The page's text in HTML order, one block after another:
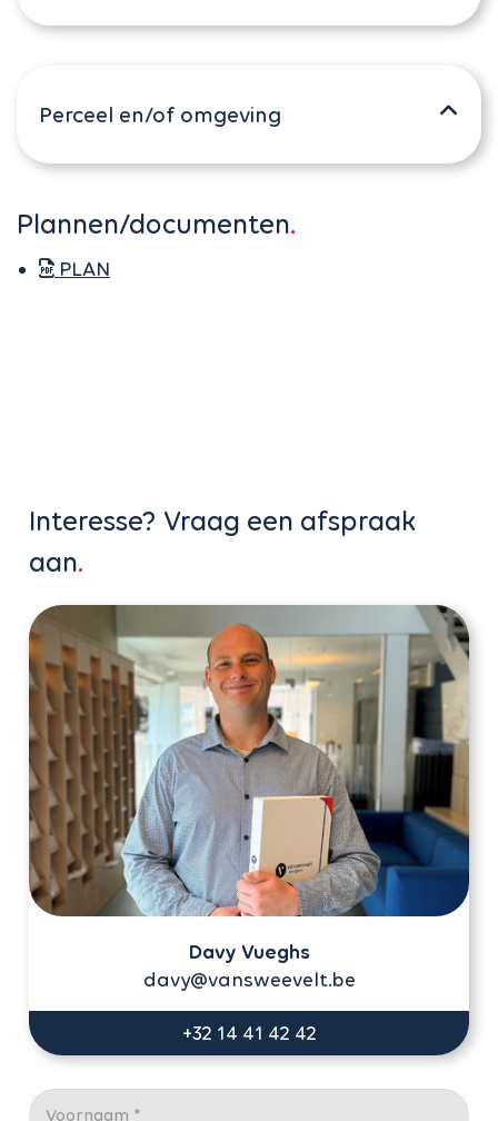
Perceel en/of omgeving
Plannen/documenten
PLAN
Interesse? Vraag een afspraak
aan
Davy Vueghs
davy@vansweevelt.be
+32 14 41 42 42